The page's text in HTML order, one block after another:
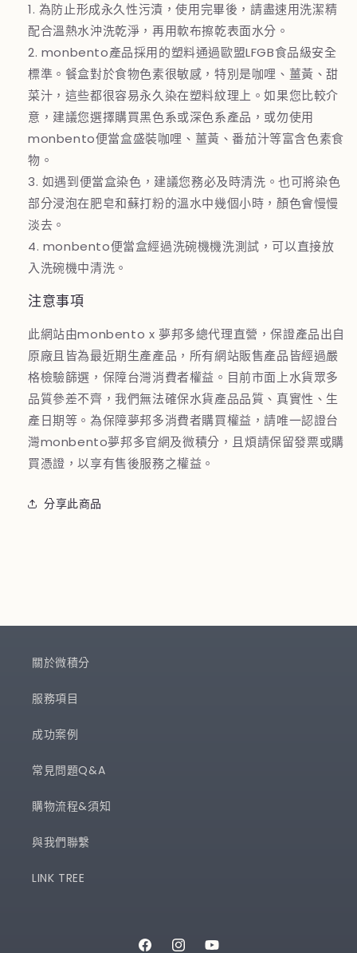
1. 為防止形成永久性污漬，使用完畢後，請盡速用洗潔精
配合溫熱水沖洗乾淨，再用軟布擦乾表面水分。
2. monbento產品採用的塑料通過歐盟LFGB食品級安全
標準。餐盒對於食物色素很敏感，特別是咖哩、薑黃、甜
菜汁，這些都很容易永久染在塑料紋理上。如果您比較介
意，建議您選擇購買黑色系或深色系產品，或勿使用
monbento便當盒盛裝咖哩、薑黃、番茄汁等富含色素食
物。
3. 如遇到便當盒染色，建議您務必及時清洗。也可將染色
部分浸泡在肥皂和蘇打粉的溫水中幾個小時，顏色會慢慢
淡去。
4. monbento便當盒經過洗碗機機洗測試，可以直接放
入洗碗機中清洗。
注意事項
此網站由monbento x 夢邦多總代理直營，保證產品出自
原廠且皆為最近期生產產品，所有網站販售產品皆經過嚴
格檢驗篩選，保障台灣消費者權益。目前市面上水貨眾多
品質參差不齊，我們無法確保水貨產品品質、真實性、生
產日期等。為保障夢邦多消費者購買權益，請唯一認證台
灣monbento夢邦多官網及微積分，且煩請保留發票或購
買憑證，以享有售後服務之權益。
分享此商品
關於微積分
服務項目
成功案例
常見問題Q&A
購物流程&須知
與我們聯繫
LINK TREE